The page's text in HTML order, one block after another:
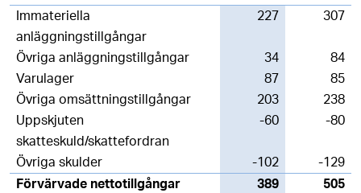
Immateriella
anläggningstillgångar
227 307
Övriga anläggningstillgångar 34
84
Varulager
87
85
Övriga omsättningstillgångar
203
238
Uppskjuten
skatteskuld/skattefordran
-60 -80
Övriga skulder -102
-129
Förvärvade nettotillgångar
389
505